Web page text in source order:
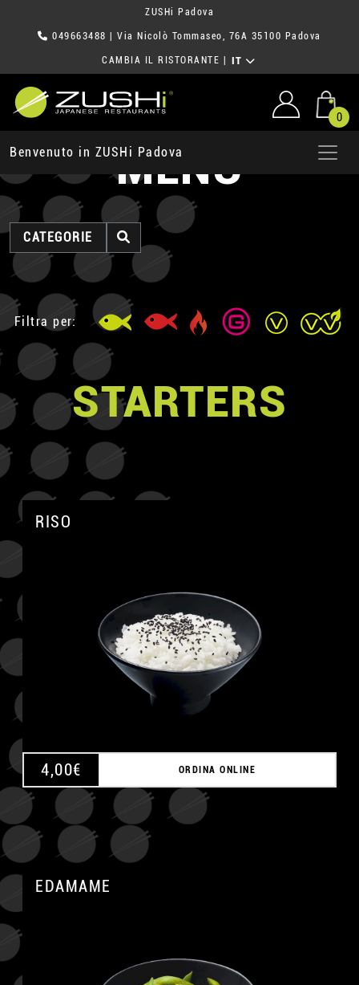
ZUSHi Padova
049663488 | Via Nicolò Tommaseo, 76A 35100 Padova
CAMBIA IL RISTORANTE IT
0
Benvenuto in ZUSHi PadovaMENU
CATEGORIE
Filtra per:
STARTERS
RISO
4,00€ ORDINA ONLINE
EDAMAME